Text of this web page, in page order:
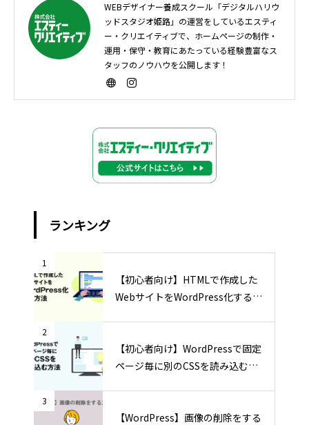
WEBデザイナー養成スクール「デジタルハリウ
ッドスタジオ姫路」の運営をしているエスティ
ー・クリエイティブで、ホームページの制作・
運用・保守・教育にあたっている経験豊富なス
タッフのノウハウを公開します！
ランキング
1
【初心者向け】HTMLで作成した
WebサイトをWordPress化する方
2
【初心者向け】WordPressで固定
ページ毎に別のCSSを読み込む方
3
【WordPress】画像の削除をする